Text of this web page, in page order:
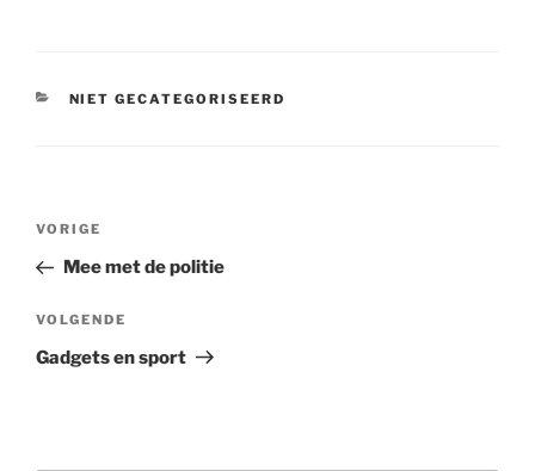
CATEGORIEËN
NIET GECATEGORISEERD
Bericht
Vorig
bericht
VORIGE
Mee met de politie
Volgend
bericht
VOLGENDE
Gadgets en sport